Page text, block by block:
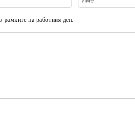
на работния ден.